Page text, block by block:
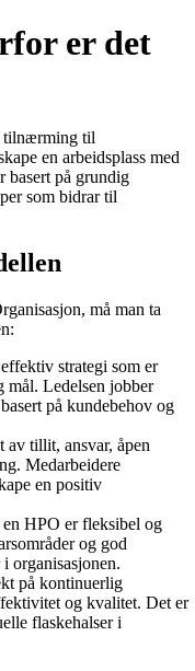
er det
tilnærming til
en arbeidsplass med
basert på grundig
som bidrar til
må man ta
strategi som er
mål. Ledelsen jobber
på kundebehov og
tillit, ansvar, åpen
Medarbeidere
en positiv
HPO er fleksibel og
og god
organisasjonen.
på kontinuerlig
og kvalitet. Det er
flaskehalser i